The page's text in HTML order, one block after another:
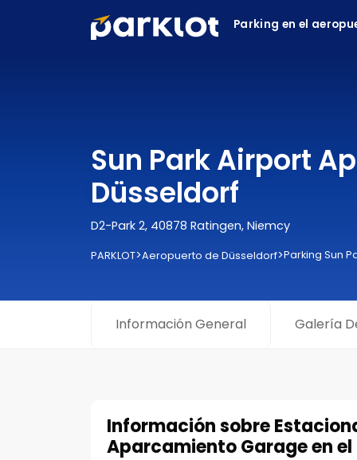
Parking en el
Sun Park Airport
Düsseldorf
D2-Park 2, 40878 Ratingen, Niemcy
PARKLOT>Aeropuerto de Düsseldorf>Parking Sun
Información General Galería
Información sobre
Aparcamiento Garage en